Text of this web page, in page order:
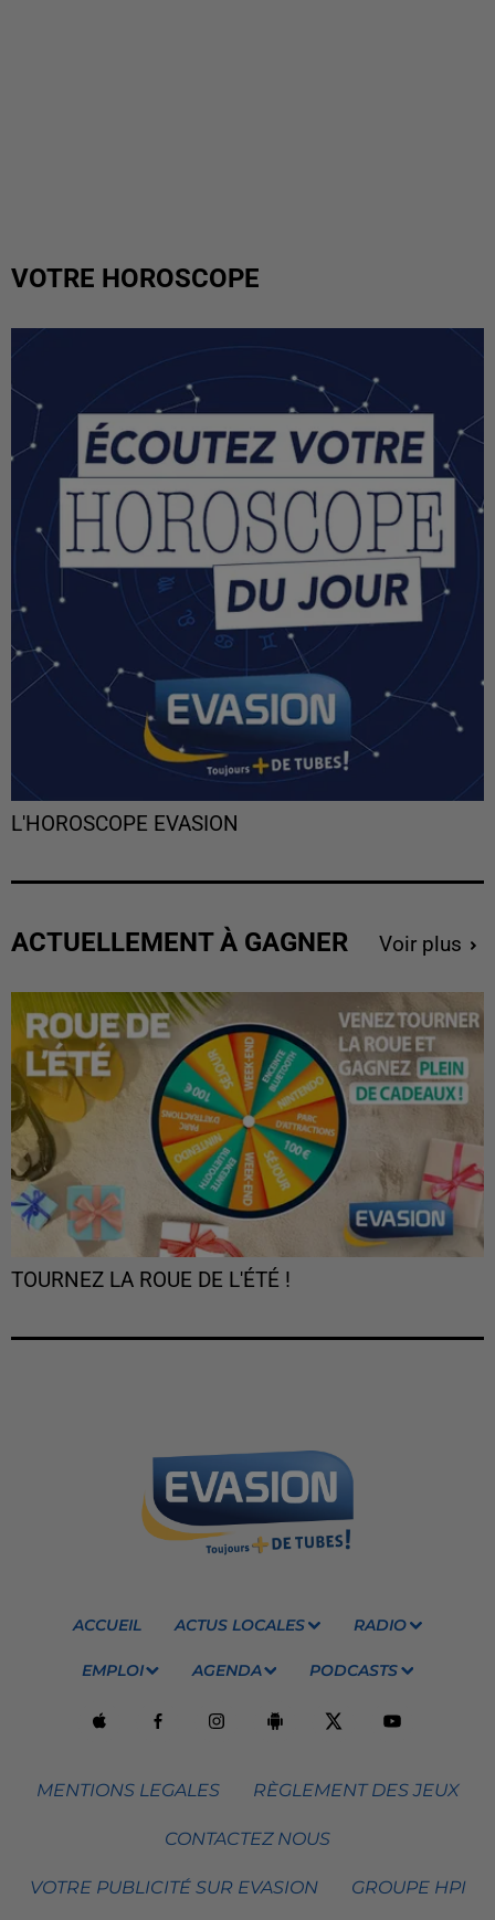
VOTRE HOROSCOPE
L'HOROSCOPE EVASION
ACTUELLEMENT À GAGNER Voir plus
TOURNEZ LA ROUE DE L'ÉTÉ !
ACCUEIL ACTUS LOCALES RADIO
EMPLOI AGENDA PODCASTS
MENTIONS LEGALES RÈGLEMENT DES JEUX
CONTACTEZ NOUS
VOTRE PUBLICITÉ SUR EVASION GROUPE HPI